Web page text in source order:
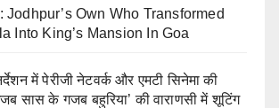
Jodhpur’s Own Who Transformed
Into King’s Mansion In Goa
में पेरीजी नेटवर्क और एमटी सिनेमा की
सास के गजब बहुरिया’ की वाराणसी में शूटिंग